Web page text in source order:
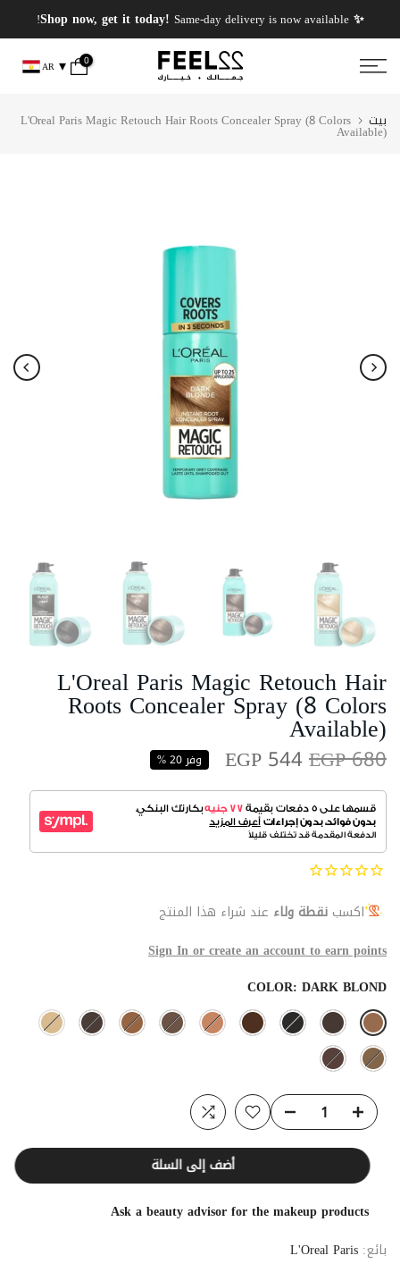
انتقل
إلى
المحتوى
✨ Shop now, get it today!
Same-day delivery is now available!
0
AR
بيت L'Oreal Paris Magic Retouch Hair Roots Concealer Spray (8 Colors
Available)
L'Oreal Paris Magic Retouch Hair
Roots Concealer Spray (8 Colors
Available)
EGP 680
EGP 544 وفر 20 %
اكسب نقطة ولاء عند شراء هذا المنتج
Sign In or create an account to earn points
COLOR: DARK BLOND
أضف إلى السلة
Ask a beauty advisor for the makeup products
بائع: L'Oreal Paris